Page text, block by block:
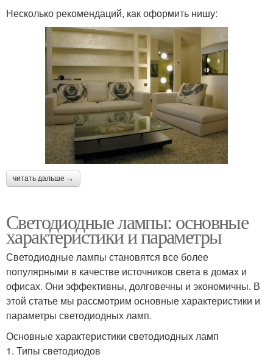
Несколько рекомендаций, как оформить нишу:
читать дальше →
Светодиодные лампы: основные
характеристики и параметры
Светодиодные лампы становятся все более
популярными в качестве источников света в домах и
офисах. Они эффективны, долговечны и экономичны. В
этой статье мы рассмотрим основные характеристики и
параметры светодиодных ламп.
Основные характеристики светодиодных ламп
1. Типы светодиодов